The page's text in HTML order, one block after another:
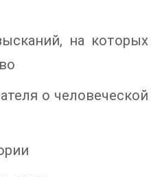
на которых
о человеческой